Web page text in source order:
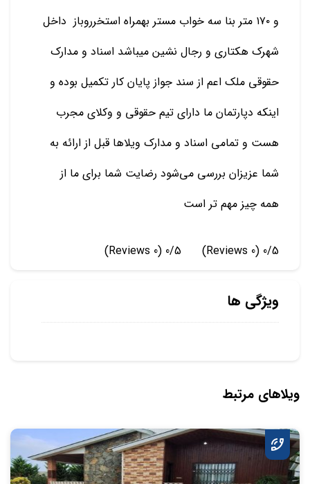
و ۱۷۰ متر بنا سه خواب مستر بهمراه استخرروباز داخل
شهرک هکتاری و رجال نشین میباشد اسناد و مدارک
حقوقی ملک اعم از سند جواز پایان کار تکمیل بوده و
اینکه دپارتمان ما دارای تیم حقوقی و وکلای مجرب
هست و تمامی اسناد و مدارک ویلاها قبل از ارائه به
شما عزیزان بررسی می‌شود رضایت شما برای ما از
همه چیز مهم تر است
0/5
(0 Reviews)
0/5
(0 Reviews)
ویژگی ها
ویلاهای مرتبط